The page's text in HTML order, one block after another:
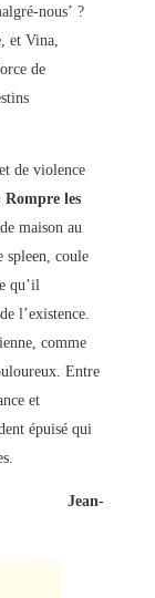
nous’ ?
et Vina,
de
de violence
Rompre les
maison au
spleen, coule
qu’il
l’existence.
comme
Entre
et
épuisé qui
Jean-